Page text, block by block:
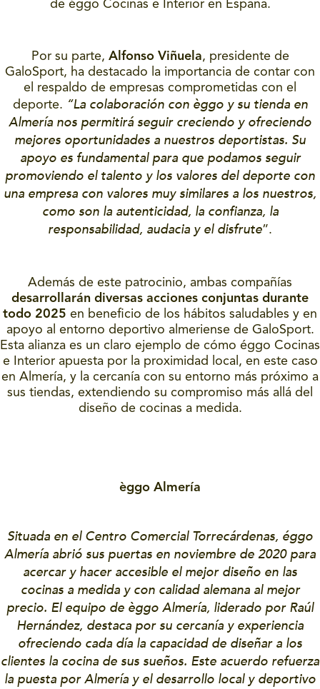
de éggo Cocinas e Interior en España.
Por su parte, Alfonso Viñuela, presidente de
GaloSport, ha destacado la importancia de contar con
el respaldo de empresas comprometidas con el
deporte. “La colaboración con èggo y su tienda en
Almería nos permitirá seguir creciendo y ofreciendo
mejores oportunidades a nuestros deportistas. Su
apoyo es fundamental para que podamos seguir
promoviendo el talento y los valores del deporte con
una empresa con valores muy similares a los nuestros,
como son la autenticidad, la confianza, la
responsabilidad, audacia y el disfrute”.
Además de este patrocinio, ambas compañías
desarrollarán diversas acciones conjuntas durante
todo 2025 en beneficio de los hábitos saludables y en
apoyo al entorno deportivo almeriense de GaloSport.
Esta alianza es un claro ejemplo de cómo éggo Cocinas
e Interior apuesta por la proximidad local, en este caso
en Almería, y la cercanía con su entorno más próximo a
sus tiendas, extendiendo su compromiso más allá del
diseño de cocinas a medida.
èggo Almería
Situada en el Centro Comercial Torrecárdenas, éggo
Almería abrió sus puertas en noviembre de 2020 para
acercar y hacer accesible el mejor diseño en las
cocinas a medida y con calidad alemana al mejor
precio. El equipo de èggo Almería, liderado por Raúl
Hernández, destaca por su cercanía y experiencia
ofreciendo cada día la capacidad de diseñar a los
clientes la cocina de sus sueños. Este acuerdo refuerza
la puesta por Almería y el desarrollo local y deportivo